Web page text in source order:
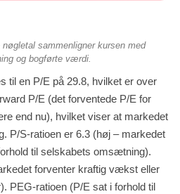
sammenligner kursen med
og bogførte værdi.
til en P/E på 29.8, hvilket er over
P/E (det forventede P/E for
end nu), hvilket viser at markedet
P/S-ratioen er 6.3 (høj – markedet
til selskabets omsætning).
forventer kraftig vækst eller
PEG-ratioen (P/E sat i forhold til